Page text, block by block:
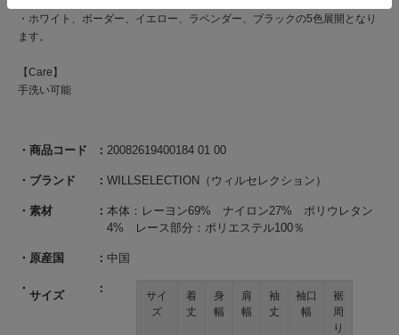
商品コード 20082619400184 01 00
ブランド WILLSELECTION（ウィルセレクション）
素材
本体：レーヨン69% ナイロン27% ポリウレタン
4% レース部分：ポリエステル100％
原産国 中国
サイズ
サイ
ズ
着
丈
身
幅
肩
幅
袖
丈
袖口
幅
裾
周
り
・ホワイト、ボーダー、イエロー、ラベンダー、ブラックの5色展開となり
ます。
【Care】
手洗い可能